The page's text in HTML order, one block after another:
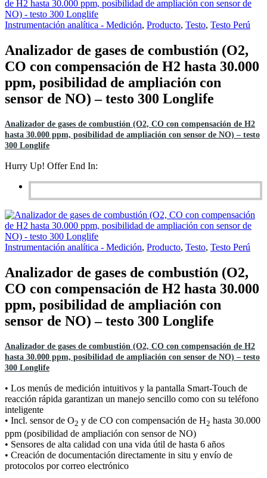
Instrumentación analítica - Medición, Producto, Testo, Testo Perú
Analizador de gases de combustión (O2,
CO con compensación de H2 hasta 30.000
ppm, posibilidad de ampliación con
sensor de NO) – testo 300 Longlife
Analizador de gases de combustión (O2, CO con compensación de H2
hasta 30.000 ppm, posibilidad de ampliación con sensor de NO) – testo
300 Longlife
Hurry Up! Offer End In:
Instrumentación analítica - Medición, Producto, Testo, Testo Perú
Analizador de gases de combustión (O2,
CO con compensación de H2 hasta 30.000
ppm, posibilidad de ampliación con
sensor de NO) – testo 300 Longlife
Analizador de gases de combustión (O2, CO con compensación de H2
hasta 30.000 ppm, posibilidad de ampliación con sensor de NO) – testo
300 Longlife
• Los menús de medición intuitivos y la pantalla Smart-Touch de
reacción rápida garantizan un manejo sencillo como con su teléfono
inteligente
• Incl. sensor de O2 y de CO con compensación de H2 hasta 30.000
ppm (posibilidad de ampliación con sensor de NO)
• Sensores de alta calidad con una vida útil de hasta 6 años
• Creación de documentación directamente in situ y envío de
protocolos por correo electrónico